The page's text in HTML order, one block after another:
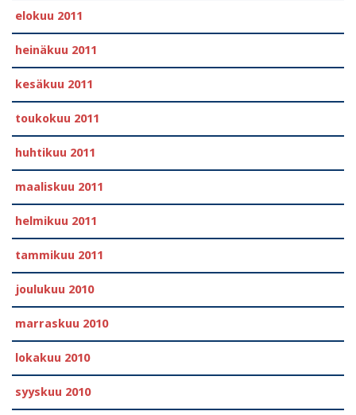
elokuu 2011
heinäkuu 2011
kesäkuu 2011
toukokuu 2011
huhtikuu 2011
maaliskuu 2011
helmikuu 2011
tammikuu 2011
joulukuu 2010
marraskuu 2010
lokakuu 2010
syyskuu 2010